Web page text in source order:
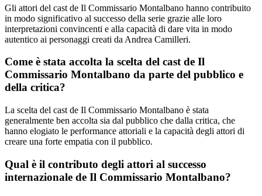
Gli attori del cast de Il Commissario Montalbano hanno contribuito
in modo significativo al successo della serie grazie alle loro
interpretazioni convincenti e alla capacità di dare vita in modo
autentico ai personaggi creati da Andrea Camilleri.
Come è stata accolta la scelta del cast de Il
Commissario Montalbano da parte del pubblico e
della critica?
La scelta del cast de Il Commissario Montalbano è stata
generalmente ben accolta sia dal pubblico che dalla critica, che
hanno elogiato le performance attoriali e la capacità degli attori di
creare una forte empatia con il pubblico.
Qual è il contributo degli attori al successo
internazionale de Il Commissario Montalbano?